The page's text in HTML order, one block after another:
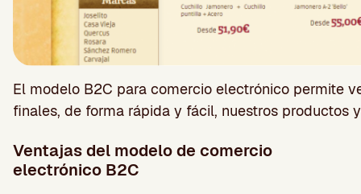
El modelo B2C para comercio electrónico permite
finales, de forma rápida y fácil, nuestros productos
Ventajas del modelo de comercio
electrónico B2C